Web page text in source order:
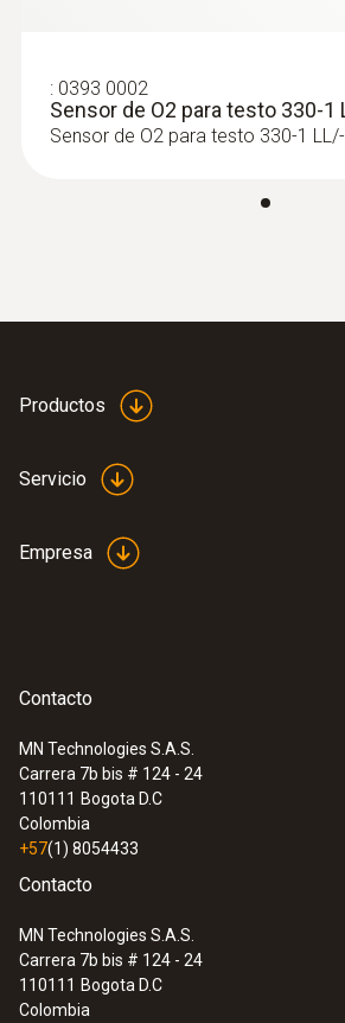
: 0393 0002
Sensor de O2 para testo 330-1
Sensor de O2 para testo 330-1
Productos
Servicio
Empresa
Contacto
MN Technologies S.A.S.
Carrera 7b bis # 124 - 24
110111 Bogota D.C
Colombia
+57(1) 8054433
Contacto
MN Technologies S.A.S.
Carrera 7b bis # 124 - 24
110111 Bogota D.C
Colombia